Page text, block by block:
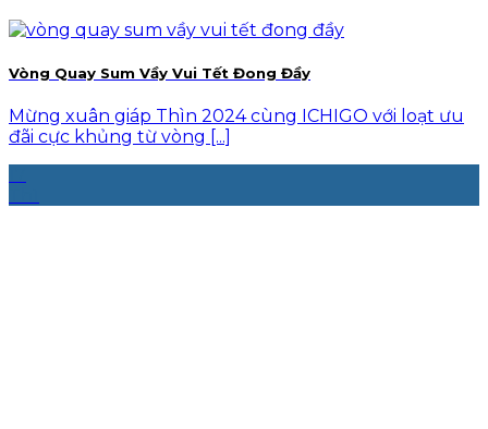
Vòng Quay Sum Vầy Vui Tết Đong Đầy
Mừng xuân giáp Thìn 2024 cùng ICHIGO với loạt ưu
đãi cực khủng từ vòng [...]